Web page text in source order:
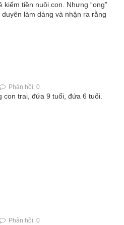
tiền nuôi con. Nhưng “ong”
làm dáng và nhận ra rằng
Phản hồi: 0
trai, đứa 9 tuổi, đứa 6 tuổi.
Phản hồi: 0